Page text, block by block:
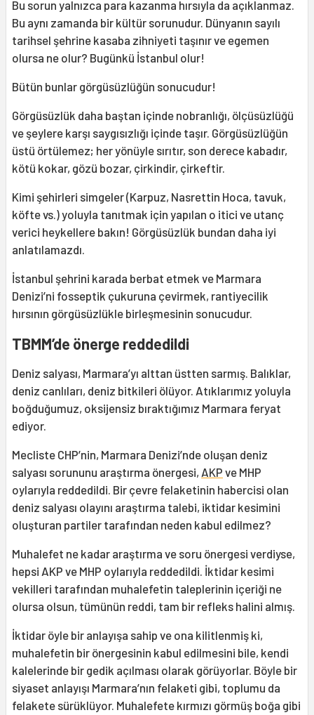
Bu sorun yalnızca para kazanma hırsıyla da açıklanmaz.
Bu aynı zamanda bir kültür sorunudur. Dünyanın sayılı
tarihsel şehrine kasaba zihniyeti taşınır ve egemen
olursa ne olur? Bugünkü İstanbul olur!
Bütün bunlar görgüsüzlüğün sonucudur!
Görgüsüzlük daha baştan içinde nobranlığı, ölçüsüzlüğü
ve şeylere karşı saygısızlığı içinde taşır. Görgüsüzlüğün
üstü örtülemez; her yönüyle sırıtır, son derece kabadır,
kötü kokar, gözü bozar, çirkindir, çirkeftir.
Kimi şehirleri simgeler (Karpuz, Nasrettin Hoca, tavuk,
köfte vs.) yoluyla tanıtmak için yapılan o itici ve utanç
verici heykellere bakın! Görgüsüzlük bundan daha iyi
anlatılamazdı.
İstanbul şehrini karada berbat etmek ve Marmara
Denizi’ni fosseptik çukuruna çevirmek, rantiyecilik
hırsının görgüsüzlükle birleşmesinin sonucudur.
TBMM’de önerge reddedildi
Deniz salyası, Marmara’yı alttan üstten sarmış. Balıklar,
deniz canlıları, deniz bitkileri ölüyor. Atıklarımız yoluyla
boğduğumuz, oksijensiz bıraktığımız Marmara feryat
ediyor.
Mecliste CHP’nin, Marmara Denizi’nde oluşan deniz
salyası sorununu araştırma önergesi, AKP ve MHP
oylarıyla reddedildi. Bir çevre felaketinin habercisi olan
deniz salyası olayını araştırma talebi, iktidar kesimini
oluşturan partiler tarafından neden kabul edilmez?
Muhalefet ne kadar araştırma ve soru önergesi verdiyse,
hepsi AKP ve MHP oylarıyla reddedildi. İktidar kesimi
vekilleri tarafından muhalefetin taleplerinin içeriği ne
olursa olsun, tümünün reddi, tam bir refleks halini almış.
İktidar öyle bir anlayışa sahip ve ona kilitlenmiş ki,
muhalefetin bir önergesinin kabul edilmesini bile, kendi
kalelerinde bir gedik açılması olarak görüyorlar. Böyle bir
siyaset anlayışı Marmara’nın felaketi gibi, toplumu da
felakete sürüklüyor. Muhalefete kırmızı görmüş boğa gibi